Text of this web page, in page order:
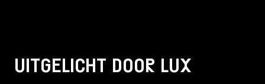
UITGELICHT DOOR LUX